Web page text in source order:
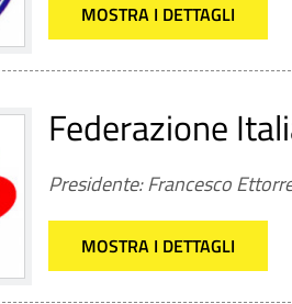
MOSTRA I DETTAGLI
Federazione
Presidente: Francesco
MOSTRA I DETTAGLI